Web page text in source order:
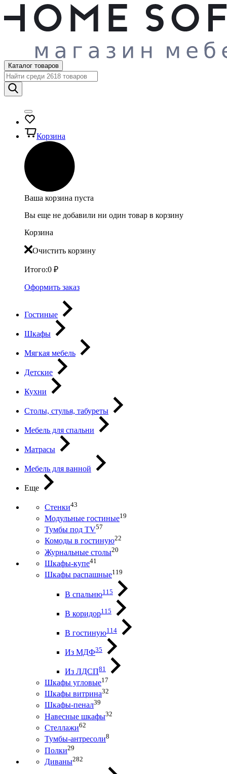
Каталог товаров
Корзина
Ваша корзина пуста
Вы еще не добавили ни один товар в корзину
Корзина
Очистить корзину
Итого:0 ₽
Оформить заказ
Гостиные
Шкафы
Мягкая мебель
Детские
Кухни
Столы, стулья, табуреты
Мебель для спальни
Матрасы
Мебель для ванной
Еще
Стенки43
Модульные гостиные19
Тумбы под ТV57
Комоды в гостиную22
Журнальные столы20
Шкафы-купе41
Шкафы распашные119
В спальню115
В коридор115
В гостиную114
Из МДФ35
Из ЛДСП81
Шкафы угловые17
Шкафы витрина32
Шкафы-пенал39
Навесные шкафы32
Стеллажи62
Тумбы-антресоли8
Полки29
Диваны282